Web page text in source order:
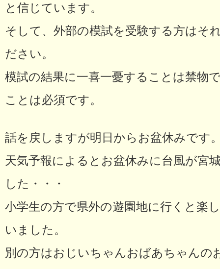
と信じています。
そして、外部の模試を受験する方はそ
ださい。
模試の結果に一喜一憂することは禁物
ことは必須です。
話を戻しますが明日からお盆休みです
天気予報によるとお盆休みに台風が宮
した・・・
小学生の方で県外の遊園地に行くと楽
いました。
別の方はおじいちゃんおばあちゃんの